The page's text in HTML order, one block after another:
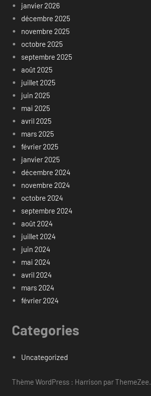
janvier 2026
décembre 2025
novembre 2025
octobre 2025
septembre 2025
août 2025
juillet 2025
juin 2025
mai 2025
avril 2025
mars 2025
février 2025
janvier 2025
décembre 2024
novembre 2024
octobre 2024
septembre 2024
août 2024
juillet 2024
juin 2024
mai 2024
avril 2024
mars 2024
février 2024
Categories
Uncategorized
Thème WordPress : Harrison par ThemeZee.